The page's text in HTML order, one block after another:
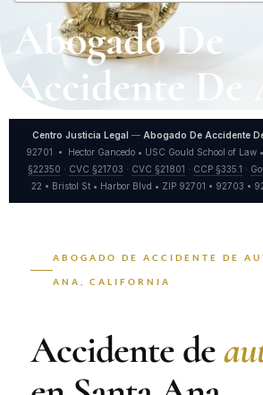
Abogado De
Accidente De
Centro Justicia Legal — Abogado De Accidente
92701 • Hector Gancedo • USC Gould School of Law
§22350 · CVC §21703 · CVC §21801 · CCP §335.1 ·
22 • Bristol St • Harbor Blvd • ZIP 92701 • 92703 •
ABOGADO DE ACCIDENTE DE
ANA, CALIFORNIA
Accidente de